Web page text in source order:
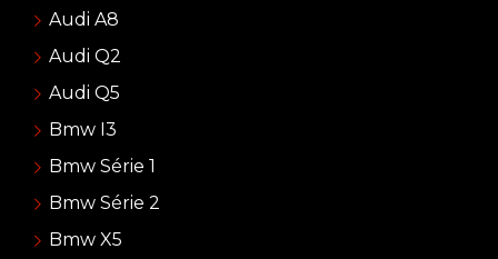
Audi A8
Audi Q2
Audi Q5
Bmw I3
Bmw Série 1
Bmw Série 2
Bmw X5